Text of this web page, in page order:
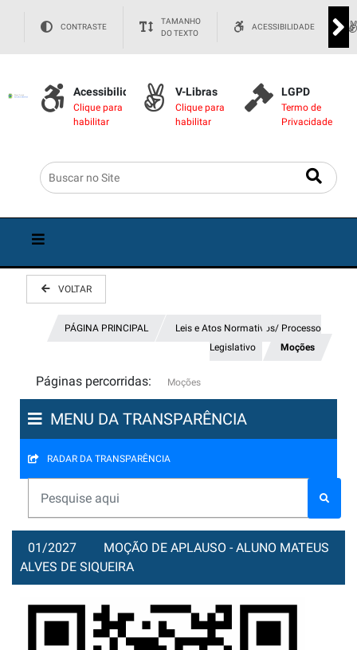
CONTRASTE
TAMANHO
DO TEXTO
ACESSIBILIDADE
Acessibilidade
Clique para
habilitar
V-Libras
Clique para
habilitar
LGPD
Termo de
Privacidade
VOLTAR
PÁGINA PRINCIPAL
Leis e Atos Normativos/ Processo
Legislativo
Moções
Páginas percorridas: Moções
MENU DA TRANSPARÊNCIA
RADAR DA TRANSPARÊNCIA
01/2027
MOÇÃO DE APLAUSO - ALUNO MATEUS
ALVES DE SIQUEIRA